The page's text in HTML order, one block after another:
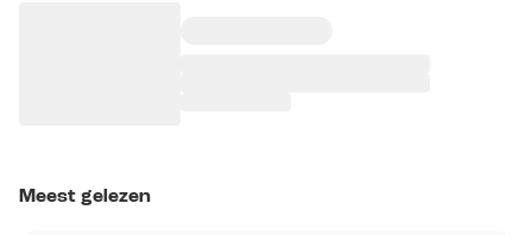
Meest gelezen